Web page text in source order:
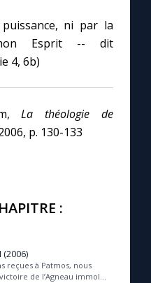
ni par la
Esprit -- dit
4, 6b)
La théologie de
p. 130-133
:
(2006)
reçues à Patmos, nous
de l’Agneau immolé,